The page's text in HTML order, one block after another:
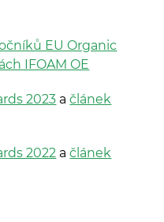
EU Organic
IFOAM OE
2023 ačlánek
2022 ačlánek